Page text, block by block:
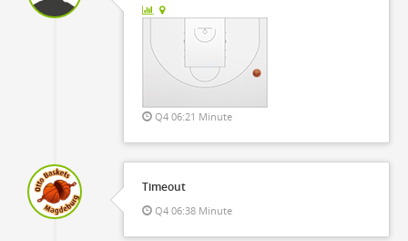
Q4 06:21 Minute
Timeout
Q4 06:38 Minute